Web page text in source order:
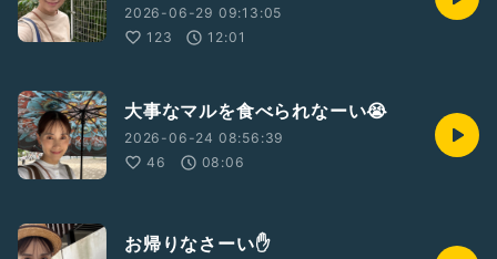
2026-06-29 09:13:05
123
12:01
大事なマルを食べられなーい😭
2026-06-24 08:56:39
46
08:06
お帰りなさーい✋